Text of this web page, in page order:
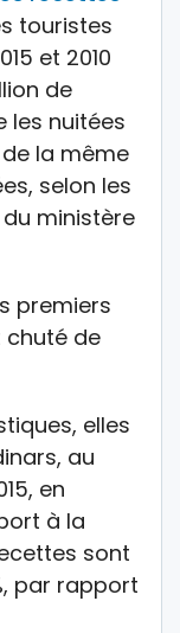
touristes
et 2010
de
les nuitées
la même
selon les
ministère
premiers
chuté de
elles
au
en
à la
sont
par rapport